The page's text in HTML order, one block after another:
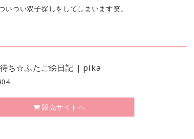
つい双子探しをしてしまいます笑。
待ち☆ふたご絵日記 | pika
販売サイトへ